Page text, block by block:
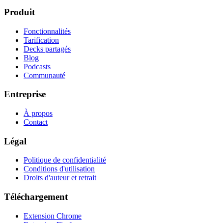
Produit
Fonctionnalités
Tarification
Decks partagés
Blog
Podcasts
Communauté
Entreprise
À propos
Contact
Légal
Politique de confidentialité
Conditions d'utilisation
Droits d'auteur et retrait
Téléchargement
Extension Chrome